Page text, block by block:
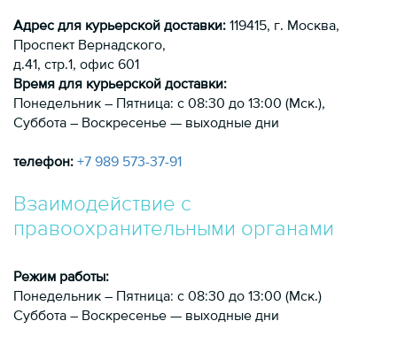
Адрес для курьерской доставки: 119415, г. Москва,
Проспект Вернадского,
д.41, стр.1, офис 601
Время для курьерской доставки:
Понедельник – Пятница: с 08:30 до 13:00 (Мск.),
Суббота – Воскресенье — выходные дни
телефон: +7 989 573-37-91
Взаимодействие с
правоохранительными органами
Режим работы:
Понедельник – Пятница: с 08:30 до 13:00 (Мск.)
Суббота – Воскресенье — выходные дни